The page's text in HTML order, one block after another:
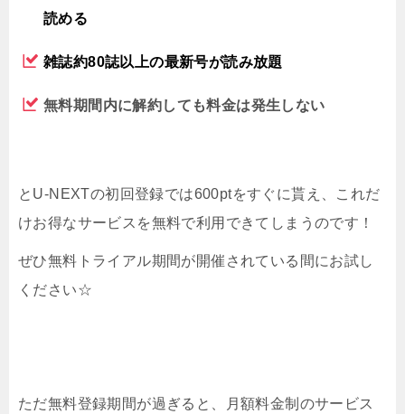
読める
雑誌約80誌以上の最新号が読み放題
無料期間内に解約しても料金は発生しない
とU-NEXTの初回登録では600ptをすぐに貰え、これだ
けお得なサービスを無料で利用できてしまうのです！
ぜひ無料トライアル期間が開催されている間にお試し
ください☆
ただ無料登録期間が過ぎると、月額料金制のサービス